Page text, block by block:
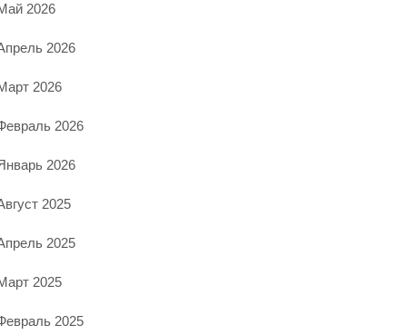
2026
2026
2026
2026
2026
2025
2025
2025
2025